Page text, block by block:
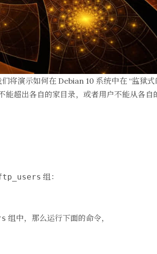
将演示如何在 Debian 10 系统中在 “监狱
超出各自的家目录，或者用户不能从各自
组：
组中，那么运行下面的命令，